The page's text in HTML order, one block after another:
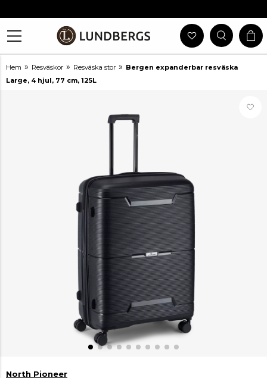
Hem » Resväskor » Resväska stor » Bergen expanderbar resväska
Large, 4 hjul, 77 cm, 125L
North Pioneer